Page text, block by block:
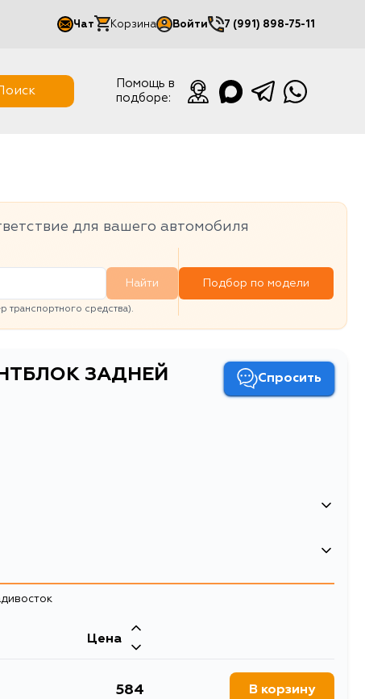
Чат Корзина Войти
Мой кабинет
7 (991) 898-75-11
Поиск
Помощь в
подборе:
для вашего автомобиля
Найти
средства).
Подбор по модели
ЗАДНЕЙ
Спросить
Цена
584 В корзину